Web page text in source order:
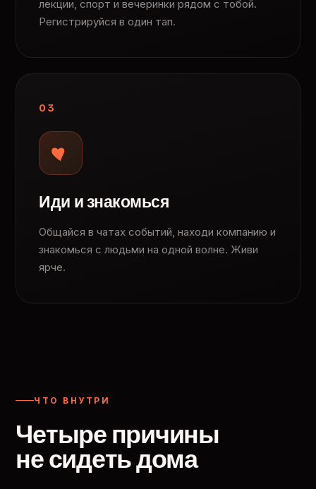
лекции, спорт и вечеринки рядом с тобой.
Регистрируйся в один тап.
03
Иди и знакомься
Общайся в чатах событий, находи компанию и
знакомься с людьми на одной волне. Живи
ярче.
ЧТО ВНУТРИ
Четыре причины
не сидеть дома